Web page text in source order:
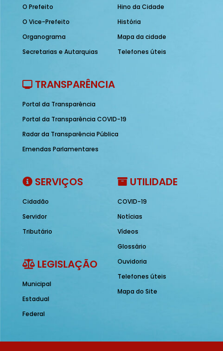
O Prefeito
O Vice-Prefeito
Organograma
Secretarias e Autarquias
Hino da Cidade
História
Mapa da cidade
Telefones úteis
TRANSPARÊNCIA
Portal da Transparência
Portal da Transparência COVID-19
Radar da Transparência Pública
Emendas Parlamentares
SERVIÇOS
Cidadão
Servidor
Tributário
LEGISLAÇÃO
Municipal
Estadual
Federal
UTILIDADE
COVID-19
Notícias
Vídeos
Glossário
Ouvidoria
Telefones úteis
Mapa do Site